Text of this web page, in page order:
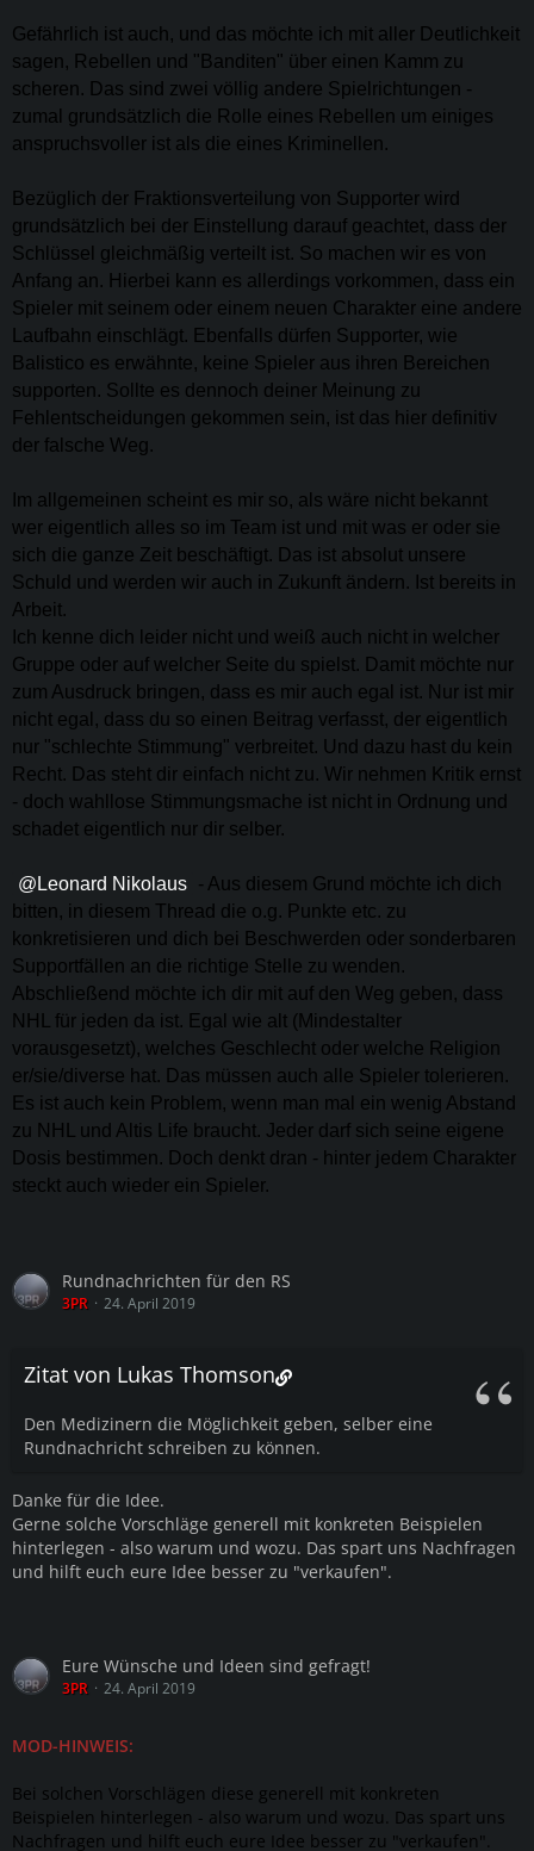
Gefährlich ist auch, und das möchte ich mit aller Deutlichkeit
sagen, Rebellen und "Banditen" über einen Kamm zu
scheren. Das sind zwei völlig andere Spielrichtungen -
zumal grundsätzlich die Rolle eines Rebellen um einiges
anspruchsvoller ist als die eines Kriminellen.
Bezüglich der Fraktionsverteilung von Supporter wird
grundsätzlich bei der Einstellung darauf geachtet, dass der
Schlüssel gleichmäßig verteilt ist. So machen wir es von
Anfang an. Hierbei kann es allerdings vorkommen, dass ein
Spieler mit seinem oder einem neuen Charakter eine andere
Laufbahn einschlägt. Ebenfalls dürfen Supporter, wie
Balistico es erwähnte, keine Spieler aus ihren Bereichen
supporten. Sollte es dennoch deiner Meinung zu
Fehlentscheidungen gekommen sein, ist das hier definitiv
der falsche Weg.
Im allgemeinen scheint es mir so, als wäre nicht bekannt
wer eigentlich alles so im Team ist und mit was er oder sie
sich die ganze Zeit beschäftigt. Das ist absolut unsere
Schuld und werden wir auch in Zukunft ändern. Ist bereits in
Arbeit.
Ich kenne dich leider nicht und weiß auch nicht in welcher
Gruppe oder auf welcher Seite du spielst. Damit möchte nur
zum Ausdruck bringen, dass es mir auch egal ist. Nur ist mir
nicht egal, dass du so einen Beitrag verfasst, der eigentlich
nur "schlechte Stimmung" verbreitet. Und dazu hast du kein
Recht. Das steht dir einfach nicht zu. Wir nehmen Kritik ernst
- doch wahllose Stimmungsmache ist nicht in Ordnung und
schadet eigentlich nur dir selber.
Leonard Nikolaus - Aus diesem Grund möchte ich dich
bitten, in diesem Thread die o.g. Punkte etc. zu
konkretisieren und dich bei Beschwerden oder sonderbaren
Supportfällen an die richtige Stelle zu wenden.
Abschließend möchte ich dir mit auf den Weg geben, dass
NHL für jeden da ist. Egal wie alt (Mindestalter
vorausgesetzt), welches Geschlecht oder welche Religion
er/sie/diverse hat. Das müssen auch alle Spieler tolerieren.
Es ist auch kein Problem, wenn man mal ein wenig Abstand
zu NHL und Altis Life braucht. Jeder darf sich seine eigene
Dosis bestimmen. Doch denkt dran - hinter jedem Charakter
steckt auch wieder ein Spieler.
Rundnachrichten für den RS
3PR 24. April 2019
Zitat von Lukas Thomson
Den Medizinern die Möglichkeit geben, selber eine
Rundnachricht schreiben zu können.
Danke für die Idee.
Gerne solche Vorschläge generell mit konkreten Beispielen
hinterlegen - also warum und wozu. Das spart uns Nachfragen
und hilft euch eure Idee besser zu "verkaufen".
Eure Wünsche und Ideen sind gefragt!
3PR 24. April 2019
MOD-HINWEIS:
Bei solchen Vorschlägen diese generell mit konkreten
Beispielen hinterlegen - also warum und wozu. Das spart uns
Nachfragen und hilft euch eure Idee besser zu "verkaufen".